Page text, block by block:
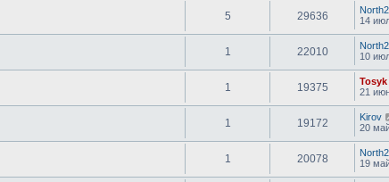
5 29636
14
1 22010
10
1 19375
Tosyk
21
1 19172
Kirov
20
1 20078
19